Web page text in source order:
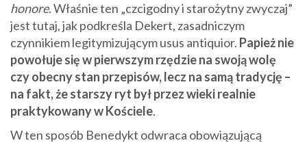
honore. Właśnie ten „czcigodny i starożytny zwyczaj”
jest tutaj, jak podkreśla Dekert, zasadniczym
czynnikiem legitymizującym usus antiquior. Papież nie
powołuje się w pierwszym rzędzie na swoją wolę
czy obecny stan przepisów, lecz na samą tradycję –
na fakt, że starszy ryt był przez wieki realnie
praktykowany w Kościele.
W ten sposób Benedykt odwraca obowiązującą